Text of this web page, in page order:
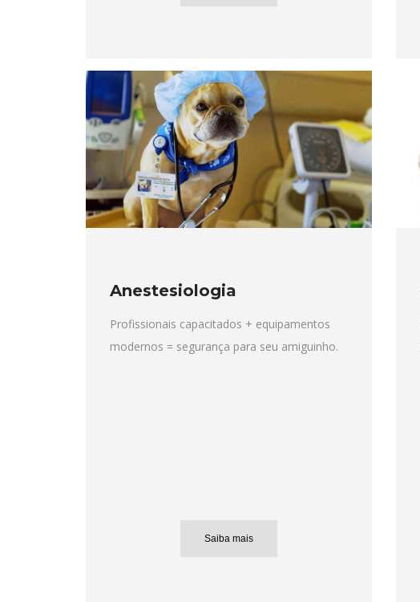
Anestesiologia
Profissionais capacitados + equipamentos
modernos = segurança para seu amiguinho.
Saiba mais